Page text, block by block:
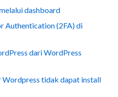
dashboard
(2FA) di
dari WordPress
Wordpress tidak dapat install